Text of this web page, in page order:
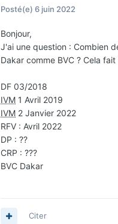
Posté(e) 6 juin 2022
Bonjour,
J'ai une question : Combien
Dakar comme BVC ? Cela
DF 03/2018
IVM 1 Avril 2019
IVM 2 Janvier 2022
RFV : Avril 2022
DP : ??
CRP : ???
BVC Dakar
Citer